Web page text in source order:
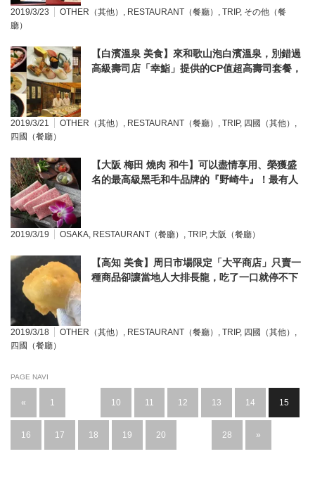
2019/3/23 OTHER（其他） , RESTAURANT（餐廳） , TRIP, その他（餐
廳）
【白濱溫泉 美食】來和歌山泡白濱溫泉，別錯過
高級壽司店「幸鮨」提供的CP值超高壽司套餐，
2019/3/21 OTHER（其他） , RESTAURANT（餐廳） , TRIP, 四國（其他） ,
四國（餐廳）
【大阪 梅田 燒肉 和牛】可以盡情享用、榮獲盛
名的最高級黑毛和牛品牌的『野崎牛』！最有人
2019/3/19 OSAKA, RESTAURANT（餐廳） , TRIP, 大阪（餐廳）
【高知 美食】周日市場限定「大平商店」只賣一
種商品卻讓當地人大排長龍，吃了一口就停不下
2019/3/18 OTHER（其他） , RESTAURANT（餐廳） , TRIP, 四國（其他） ,
四國（餐廳）
PAGE NAVI
« 1 10 11 12 13 14 15
16 17 18 19 20 28 »